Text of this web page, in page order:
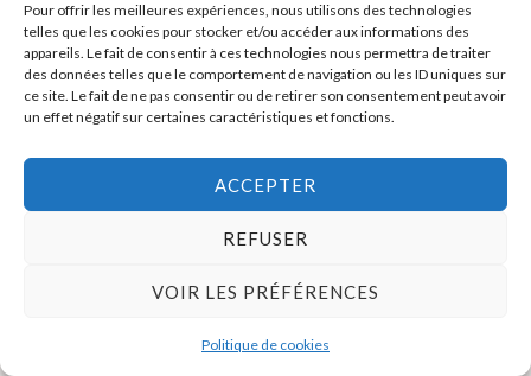
Pour offrir les meilleures expériences, nous utilisons des technologies
telles que les cookies pour stocker et/ou accéder aux informations des
appareils. Le fait de consentir à ces technologies nous permettra de traiter
des données telles que le comportement de navigation ou les ID uniques sur
ce site. Le fait de ne pas consentir ou de retirer son consentement peut avoir
un effet négatif sur certaines caractéristiques et fonctions.
ACCEPTER
REFUSER
VOIR LES PRÉFÉRENCES
Politique de cookies
Mentions légales
Copyright © 2026 La Boutique des Formateurs - Outils et Supports